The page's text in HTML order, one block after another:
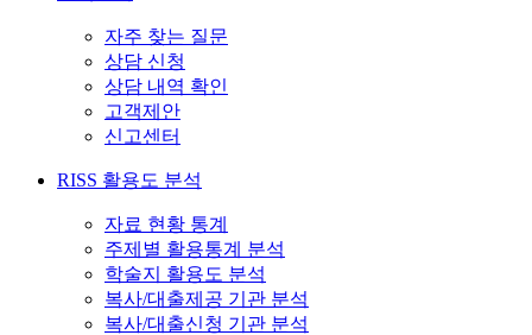
자주 찾는 질문
상담 신청
상담 내역 확인
고객제안
신고센터
RISS 활용도 분석
자료 현황 통계
주제별 활용통계 분석
학술지 활용도 분석
복사/대출제공 기관 분석
복사/대출신청 기관 분석